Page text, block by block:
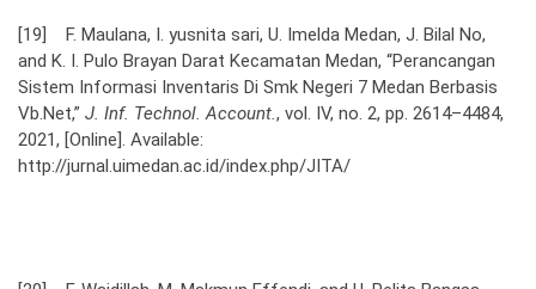
[19] F. Maulana, I. yusnita sari, U. Imelda Medan, J. Bilal No,
and K. I. Pulo Brayan Darat Kecamatan Medan, “Perancangan
Sistem Informasi Inventaris Di Smk Negeri 7 Medan Berbasis
Vb.Net,” J. Inf. Technol. Account., vol. IV, no. 2, pp. 2614–4484,
2021, [Online]. Available:
http://jurnal.uimedan.ac.id/index.php/JITA/